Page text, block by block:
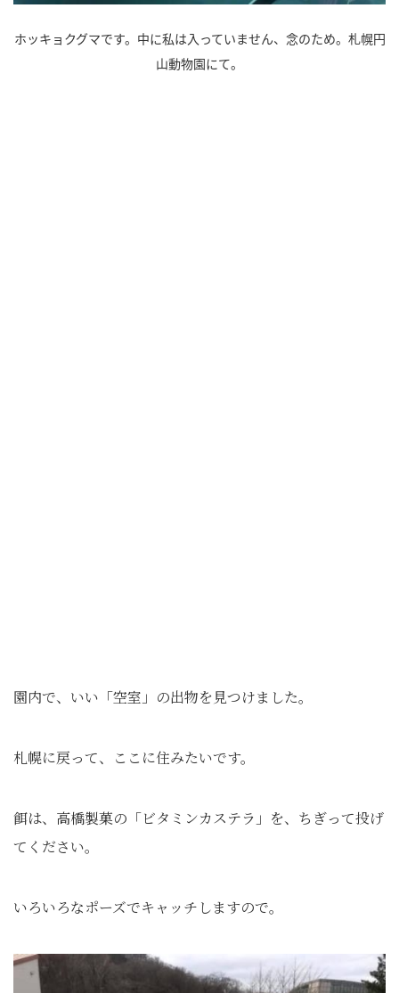
ホッキョクグマです。中に私は入っていません、念のため。札幌円
山動物園にて。
園内で、いい「空室」の出物を見つけました。
札幌に戻って、ここに住みたいです。
餌は、高橋製菓の「ビタミンカステラ」を、ちぎって投げ
てください。
いろいろなポーズでキャッチしますので。